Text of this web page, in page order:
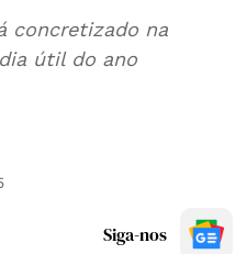
concretizado na
útil do ano
Siga-nos